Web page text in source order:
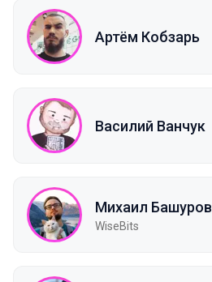
Артём Кобзарь
Василий Ванчук
Михаил Башуров
WiseBits